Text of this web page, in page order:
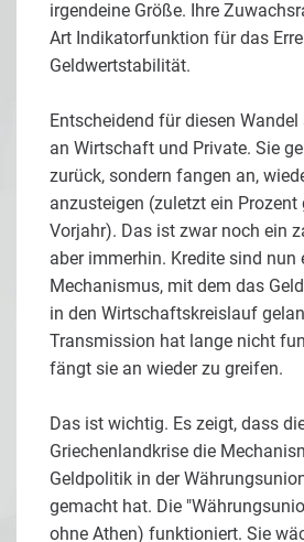
irgendeine Größe. Ihre
Art Indikatorfunktion für das
Geldwertstabilität.
Entscheidend für diesen
an Wirtschaft und Private. Sie
zurück, sondern fangen an,
anzusteigen (zuletzt ein Prozent
Vorjahr). Das ist zwar noch ein
aber immerhin. Kredite sind nun
Mechanismus, mit dem das
in den Wirtschaftskreislauf
Transmission hat lange nicht
fängt sie an wieder zu greifen.
Das ist wichtig. Es zeigt, dass
Griechenlandkrise die
Geldpolitik in der
gemacht hat. Die
ohne Athen) funktioniert. Sie